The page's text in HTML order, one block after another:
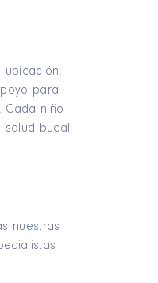
ubicación.
para
Cada niño
salud bucal
nuestras